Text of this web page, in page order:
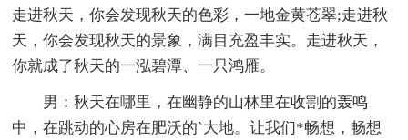
走进秋天，你会发现秋天的色彩，一地金黄苍翠;走进秋
天，你会发现秋天的景象，满目充盈丰实。走进秋天，
你就成了秋天的一泓碧潭、一只鸿雁。
男：秋天在哪里，在幽静的山林里在收割的轰鸣
中，在跳动的心房在肥沃的`大地。让我们*畅想，畅想